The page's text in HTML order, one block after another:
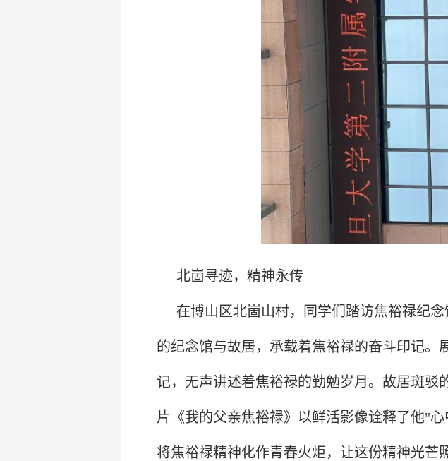
北崮寻迹，精神永传
在博山区北崮山村，同学们踏访焦裕禄纪
的纪念馆与故居，承载着焦裕禄的奋斗印记
记，无声讲述着焦裕禄的勤勉岁月。故居斑
片《我的父亲焦裕禄》以鲜活影像诠释了他"心
将焦裕禄精神化作青春火炬，让这份精神光芒